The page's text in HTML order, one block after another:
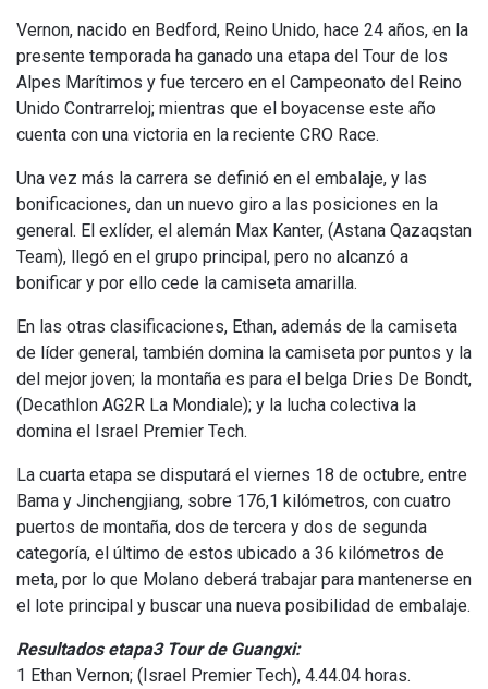
Vernon, nacido en Bedford, Reino Unido, hace 24 años, en la
presente temporada ha ganado una etapa del Tour de los
Alpes Marítimos y fue tercero en el Campeonato del Reino
Unido Contrarreloj; mientras que el boyacense este año
cuenta con una victoria en la reciente CRO Race.
Una vez más la carrera se definió en el embalaje, y las
bonificaciones, dan un nuevo giro a las posiciones en la
general. El exlíder, el alemán Max Kanter, (Astana Qazaqstan
Team), llegó en el grupo principal, pero no alcanzó a
bonificar y por ello cede la camiseta amarilla.
En las otras clasificaciones, Ethan, además de la camiseta
de líder general, también domina la camiseta por puntos y la
del mejor joven; la montaña es para el belga Dries De Bondt,
(Decathlon AG2R La Mondiale); y la lucha colectiva la
domina el Israel Premier Tech.
La cuarta etapa se disputará el viernes 18 de octubre, entre
Bama y Jinchengjiang, sobre 176,1 kilómetros, con cuatro
puertos de montaña, dos de tercera y dos de segunda
categoría, el último de estos ubicado a 36 kilómetros de
meta, por lo que Molano deberá trabajar para mantenerse en
el lote principal y buscar una nueva posibilidad de embalaje.
Resultados etapa3 Tour de Guangxi:
1 Ethan Vernon; (Israel Premier Tech), 4.44.04 horas.